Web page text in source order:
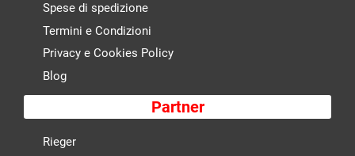
Spese di spedizione
Termini e Condizioni
Privacy e Cookies Policy
Blog
Partner
Rieger